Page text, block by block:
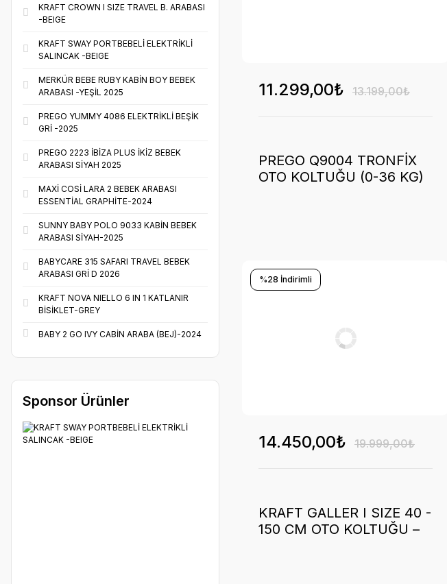
KRAFT CROWN I SIZE TRAVEL B. ARABASI
-BEIGE
KRAFT SWAY PORTBEBELİ ELEKTRİKLİ
SALINCAK -BEIGE
MERKÜR BEBE RUBY KABİN BOY BEBEK
ARABASI -YEŞİL 2025
PREGO YUMMY 4086 ELEKTRİKLİ BEŞİK
GRİ -2025
PREGO 2223 İBİZA PLUS İKİZ BEBEK
ARABASI SİYAH 2025
MAXİ COSİ LARA 2 BEBEK ARABASI
ESSENTİAL GRAPHİTE-2024
SUNNY BABY POLO 9033 KABİN BEBEK
ARABASI SİYAH-2025
BABYCARE 315 SAFARI TRAVEL BEBEK
ARABASI GRİ D 2026
KRAFT NOVA NIELLO 6 IN 1 KATLANIR
BİSİKLET-GREY
BABY 2 GO IVY CABİN ARABA (BEJ)-2024
Sponsor Ürünler
11.299,00₺ 13.199,00₺
PREGO Q9004 TRONFİX
OTO KOLTUĞU (0-36 KG)
%28 İndirimli
14.450,00₺ 19.999,00₺
KRAFT GALLER I SIZE 40 -
150 CM OTO KOLTUĞU –